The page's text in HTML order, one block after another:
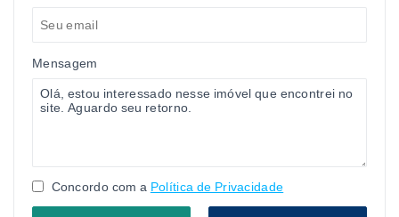
Mensagem
Concordo com a Política de Privacidade